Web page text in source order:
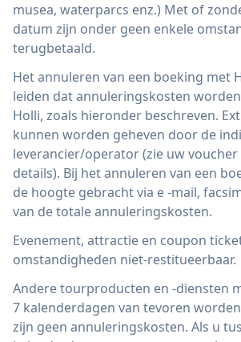
musea, waterparcs enz.) Met of
datum zijn onder geen enkele
terugbetaald.
Het annuleren van een boeking met
leiden dat annuleringskosten
Holli, zoals hieronder beschreven.
kunnen worden geheven door de
leverancier/operator (zie uw
details). Bij het annuleren van een
de hoogte gebracht via e -mail,
van de totale annuleringskosten.
Evenement, attractie en coupon
omstandigheden niet-restitueerbaar.
Andere tourproducten en -diensten
7 kalenderdagen van tevoren
zijn geen annuleringskosten. Als u